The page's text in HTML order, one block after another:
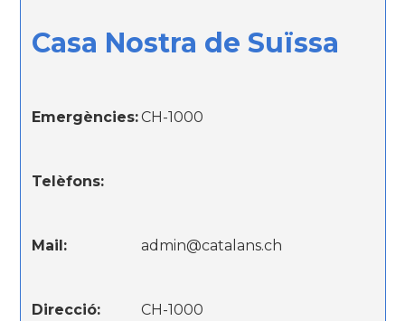
Casa Nostra de Suïssa
Emergències:CH-1000
Telèfons:
Mail: admin@catalans.ch
Direcció: CH-1000